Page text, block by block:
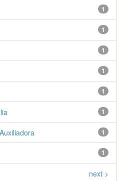
1
1
1
1
1
1
1
1
next >